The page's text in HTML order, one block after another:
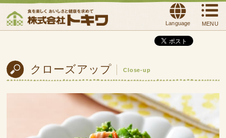
Language MENU
クローズアップ Close-up